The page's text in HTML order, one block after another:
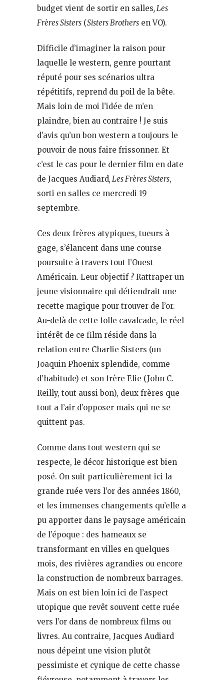
budget vient de sortir en salles, Les
Frères Sisters (Sisters Brothers en VO).
Difficile d’imaginer la raison pour
laquelle le western, genre pourtant
réputé pour ses scénarios ultra
répétitifs, reprend du poil de la bête.
Mais loin de moi l’idée de m’en
plaindre, bien au contraire ! Je suis
d’avis qu’un bon western a toujours le
pouvoir de nous faire frissonner. Et
c’est le cas pour le dernier film en date
de Jacques Audiard, Les Frères Sisters,
sorti en salles ce mercredi 19
septembre.
Ces deux frères atypiques, tueurs à
gage, s’élancent dans une course
poursuite à travers tout l’Ouest
Américain. Leur objectif ? Rattraper un
jeune visionnaire qui détiendrait une
recette magique pour trouver de l’or.
Au-delà de cette folle cavalcade, le réel
intérêt de ce film réside dans la
relation entre Charlie Sisters (un
Joaquin Phoenix splendide, comme
d’habitude) et son frère Elie (John C.
Reilly, tout aussi bon), deux frères que
tout a l’air d’opposer mais qui ne se
quittent pas.
Comme dans tout western qui se
respecte, le décor historique est bien
posé. On suit particulièrement ici la
grande ruée vers l’or des années 1860,
et les immenses changements qu’elle a
pu apporter dans le paysage américain
de l’époque : des hameaux se
transformant en villes en quelques
mois, des rivières agrandies ou encore
la construction de nombreux barrages.
Mais on est bien loin ici de l’aspect
utopique que revêt souvent cette ruée
vers l’or dans de nombreux films ou
livres. Au contraire, Jacques Audiard
nous dépeint une vision plutôt
pessimiste et cynique de cette chasse